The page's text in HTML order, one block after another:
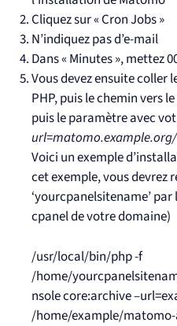
Cliquez sur « Cron Jobs »
N’indiquez pas d’e-mail
Dans « Minutes », mettez
Vous devez ensuite coller
PHP, puis le chemin vers
puis le paramètre avec
url=matomo.example.org/
Voici un exemple
cet exemple, vous devrez
‘yourcpanelsitename’
cpanel de votre domaine)
/usr/local/bin/php -f
/home/
nsole core:archive
/home/example/